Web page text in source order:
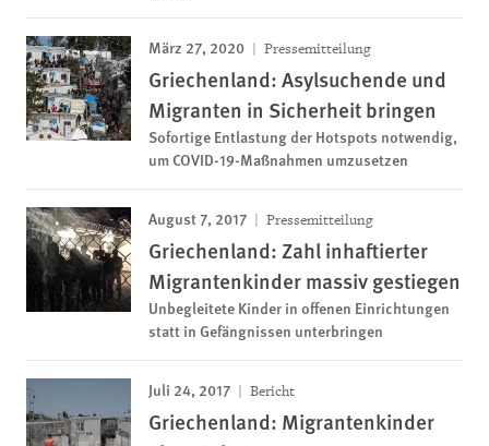
März 27, 2020 Pressemitteilung
Griechenland: Asylsuchende und
Migranten in Sicherheit bringen
Sofortige Entlastung der Hotspots notwendig,
um COVID-19-Maßnahmen umzusetzen
August 7, 2017 Pressemitteilung
Griechenland: Zahl inhaftierter
Migrantenkinder massiv gestiegen
Unbegleitete Kinder in offenen Einrichtungen
statt in Gefängnissen unterbringen
Juli 24, 2017 Bericht
Griechenland: Migrantenkinder